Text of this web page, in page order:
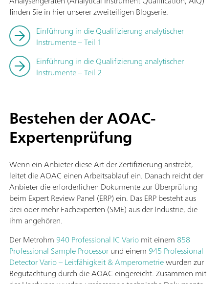
finden Sie in hier unserer zweiteiligen Blogserie.
Einführung in die Qualifizierung analytischer
Instrumente – Teil 1
Einführung in die Qualifizierung analytischer
Instrumente – Teil 2
Bestehen der AOAC-
Expertenprüfung
Wenn ein Anbieter diese Art der Zertifizierung anstrebt,
leitet die AOAC einen Arbeitsablauf ein. Danach reicht der
Anbieter die erforderlichen Dokumente zur Überprüfung
beim Expert Review Panel (ERP) ein. Das ERP besteht aus
drei oder mehr Fachexperten (SME) aus der Industrie, die
ihm angehören.
Der Metrohm 940 Professional IC Variomit einem 858
Professional Sample Processorund einem 945 Professional
Detector Vario – Leitfähigkeit & Amperometriewurden zur
Begutachtung durch die AOAC eingereicht. Zusammen mit